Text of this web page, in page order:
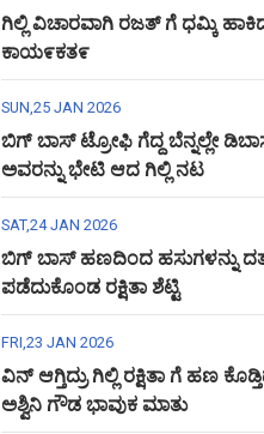
ಗಿಲ್ಲಿ ವಿಚಾರವಾಗಿ ರಜತ್ ಗೆ ಧಮ್ಕಿ
ಕಾಯ೯ಕತ೯
SUN,25 JAN 2026
ಬಿಗ್ ಬಾಸ್ ಟ್ರೋಫಿ ಗೆದ್ದ ಬೆನ್ನಲ್ಲೇ
ಅವರನ್ನು ಭೇಟಿ ಆದ ಗಿಲ್ಲಿ ನಟ
SAT,24 JAN 2026
ಬಿಗ್ ಬಾಸ್ ಹಣದಿಂದ ಹಸುಗಳನ್ನು
ಪಡೆದುಕೊಂಡ ರಕ್ಷಿತಾ ಶೆಟ್ಟಿ
FRI,23 JAN 2026
ವಿನ್ ಆಗ್ತಿದ್ರು ಗಿಲ್ಲಿ ರಕ್ಷಿತಾ ಗೆ ಹಣ
ಅಶ್ವಿನಿ ಗೌಡ ಭಾವುಕ ಮಾತು